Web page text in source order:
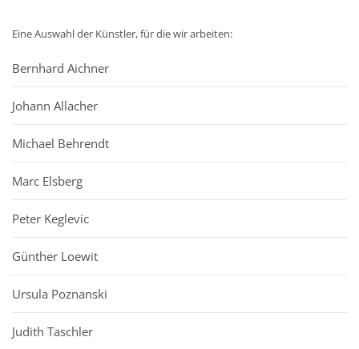
Eine Auswahl der Künstler, für die wir arbeiten:
Bernhard Aichner
Johann Allacher
Michael Behrendt
Marc Elsberg
Peter Keglevic
Günther Loewit
Ursula Poznanski
Judith Taschler